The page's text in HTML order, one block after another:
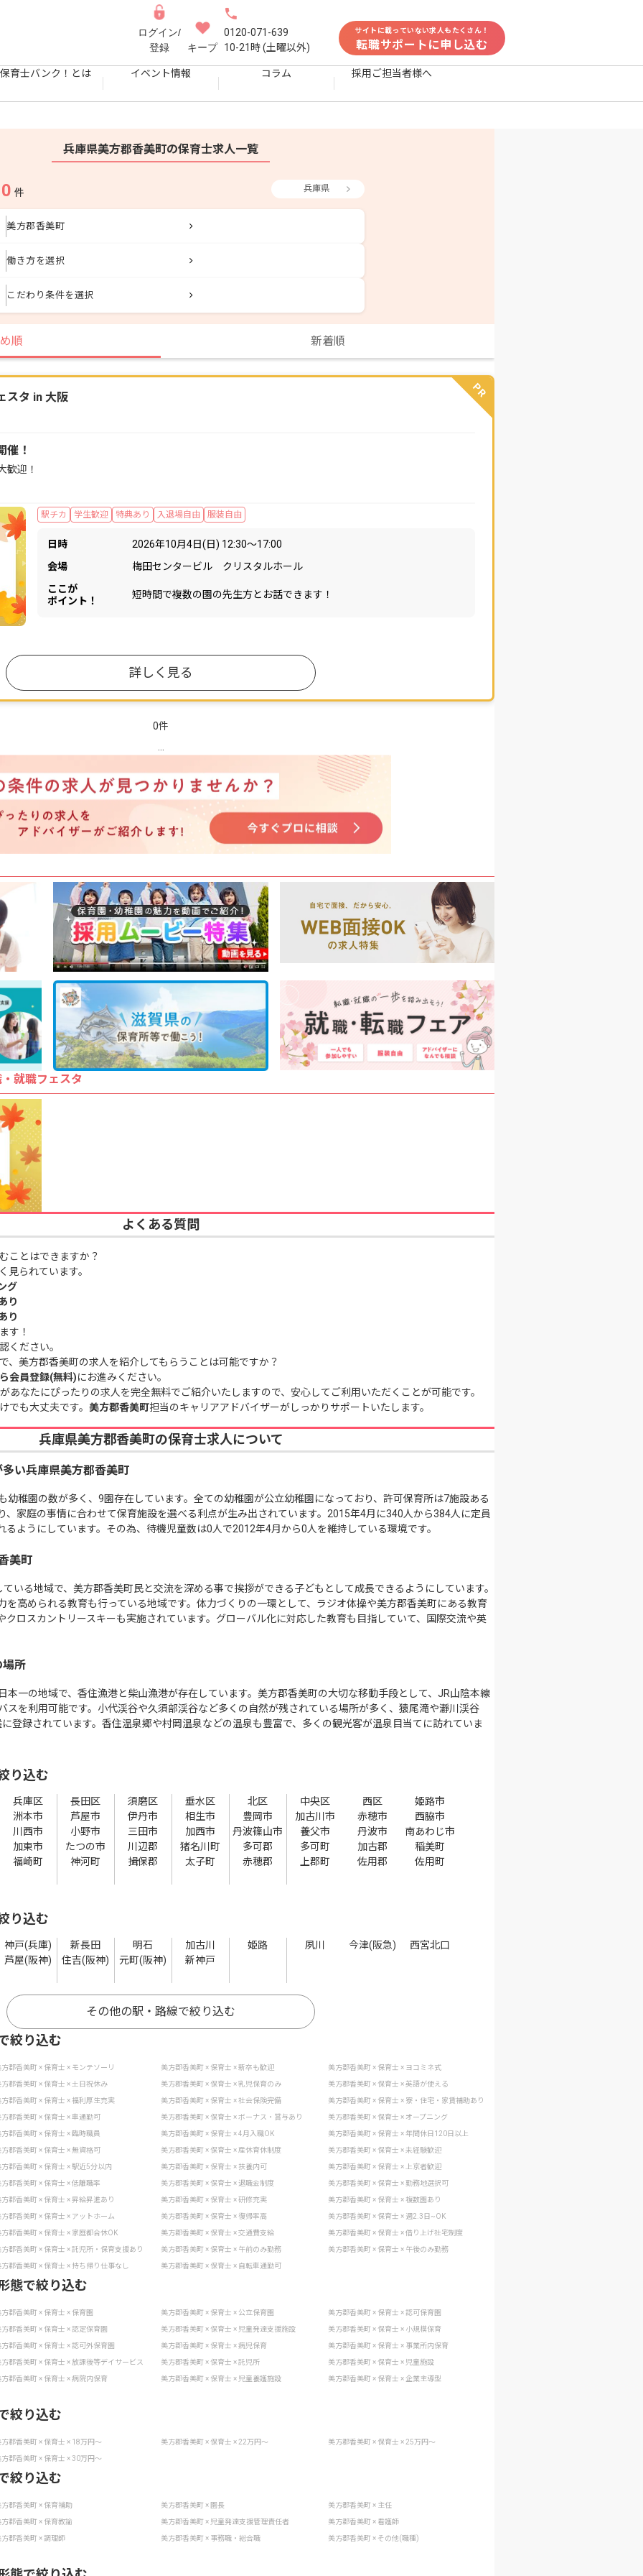
ログイン/
登録
キープ
0120-071-639
10-21時 (土曜以外)
サイトに載っていない求人もたくさん！
転職サポートに申し込む
保育士バンク！とは イベント情報 コラム 採用ご担当者様へ
兵庫県美方郡香美町の保育士求人一覧
0 件 兵庫県
美方郡香美町
働き方を選択
こだわり条件を選択
順 新着順
PR
スタ in 大阪
催！
駅チカ 学生歓迎 特典あり 入退場自由 服装自由
歓迎！
日時
2026年10月4日(日) 12:30〜17:00
会場
梅田センタービル クリスタルホール
ここが
ポイント！
短時間で複数の園の先生方とお話できます！
詳しく見る
0件
就職フェスタ
よくある質問
ことはできますか？
見られています。
グ
り
り
す！
ください。
、美方郡香美町の求人を紹介してもらうことは可能ですか？
会員登録(無料)にお進みください。
あなたにぴったりの求人を完全無料でご紹介いたしますので、安心してご利用いただくことが可能です。
でも大丈夫です。 美方郡香美町担当のキャリアアドバイザーがしっかりサポートいたします。
兵庫県美方郡香美町の保育士求人について
い兵庫県美方郡香美町
幼稚園の数が多く、9園存在しています。全ての幼稚園が公立幼稚園になっており、許可保育所は7施設ある
、家庭の事情に合わせて保育施設を選べる利点が生み出されています。2015年4月に340人から384人に定員
ようにしています。その為、待機児童数は0人で2012年4月から0人を維持している環境です。
美町
いる地域で、美方郡香美町民と交流を深める事で挨拶ができる子どもとして成長できるようにしています。
を高められる教育も行っている地域です。体力づくりの一環として、ラジオ体操や美方郡香美町にある教育
クロスカントリースキーも実施されています。グローバル化に対応した教育も目指していて、国際交流や英
場所
本一の地域で、香住漁港と柴山漁港が存在しています。美方郡香美町の大切な移動手段として、JR山陰本線
スを利用可能です。小代渓谷や久須部渓谷など多くの自然が残されている場所が多く、猿尾滝や瀞川渓谷
登録されています。香住温泉郷や村岡温泉などの温泉も豊富で、多くの観光客が温泉目当てに訪れていま
り込む
兵庫区 長田区 須磨区 垂水区 北区 中央区 西区
姫路市
洲本市
芦屋市 伊丹市 相生市 豊岡市 加古川市 赤穂市
西脇市
川西市
小野市 三田市 加西市 丹波篠山市 養父市 丹波市
南あわじ市
加東市
たつの市 川辺郡 猪名川町 多可郡 多可町 加古郡
稲美町
福崎町
神河町 揖保郡 太子町 赤穂郡 上郡町 佐用郡 佐用町
り込む
神戸(兵庫) 新長田 明石 加古川 姫路 夙川 今津(阪急)
西宮北口
芦屋(阪神)
住吉(阪神) 元町(阪神) 新神戸
その他の駅・路線で絞り込む
絞り込む
郡香美町 × 保育士 × モンテソーリ 美方郡香美町 × 保育士 × 新卒も歓迎 美方郡香美町 × 保育士 × ヨコミネ式
郡香美町 × 保育士 × 土日祝休み 美方郡香美町 × 保育士 × 乳児保育のみ 美方郡香美町 × 保育士 × 英語が使える
郡香美町 × 保育士 × 福利厚生充実 美方郡香美町 × 保育士 × 社会保険完備 美方郡香美町 × 保育士 × 寮・住宅・家賃補助あり
郡香美町 × 保育士 × 車通勤可 美方郡香美町 × 保育士 × ボーナス・賞与あり 美方郡香美町 × 保育士 × オープニング
郡香美町 × 保育士 × 臨時職員 美方郡香美町 × 保育士 × 4月入職OK 美方郡香美町 × 保育士 × 年間休日120日以上
郡香美町 × 保育士 × 無資格可 美方郡香美町 × 保育士 × 産休育休制度 美方郡香美町 × 保育士 × 未経験歓迎
郡香美町 × 保育士 × 駅近5分以内 美方郡香美町 × 保育士 × 扶養内可 美方郡香美町 × 保育士 × 上京者歓迎
郡香美町 × 保育士 × 低離職率 美方郡香美町 × 保育士 × 退職金制度 美方郡香美町 × 保育士 × 勤務地選択可
郡香美町 × 保育士 × 昇給昇進あり 美方郡香美町 × 保育士 × 研修充実 美方郡香美町 × 保育士 × 複数園あり
郡香美町 × 保育士 × アットホーム 美方郡香美町 × 保育士 × 復帰率高 美方郡香美町 × 保育士 × 週2.3日~OK
郡香美町 × 保育士 × 家庭都合休OK 美方郡香美町 × 保育士 × 交通費支給 美方郡香美町 × 保育士 × 借り上げ社宅制度
郡香美町 × 保育士 × 託児所・保育支援あり 美方郡香美町 × 保育士 × 午前のみ勤務 美方郡香美町 × 保育士 × 午後のみ勤務
郡香美町 × 保育士 × 持ち帰り仕事なし 美方郡香美町 × 保育士 × 自転車通勤可
態で絞り込む
郡香美町 × 保育士 × 保育園 美方郡香美町 × 保育士 × 公立保育園 美方郡香美町 × 保育士 × 認可保育園
郡香美町 × 保育士 × 認定保育園 美方郡香美町 × 保育士 × 児童発達支援施設 美方郡香美町 × 保育士 × 小規模保育
郡香美町 × 保育士 × 認可外保育園 美方郡香美町 × 保育士 × 病児保育 美方郡香美町 × 保育士 × 事業所内保育
郡香美町 × 保育士 × 放課後等デイサービス 美方郡香美町 × 保育士 × 託児所 美方郡香美町 × 保育士 × 児童施設
郡香美町 × 保育士 × 病院内保育 美方郡香美町 × 保育士 × 児童養護施設 美方郡香美町 × 保育士 × 企業主導型
絞り込む
郡香美町 × 保育士 × 18万円〜 美方郡香美町 × 保育士 × 22万円〜 美方郡香美町 × 保育士 × 25万円〜
郡香美町 × 保育士 × 30万円〜
絞り込む
郡香美町 × 保育補助 美方郡香美町 × 園長 美方郡香美町 × 主任
郡香美町 × 保育教諭 美方郡香美町 × 児童発達支援管理責任者 美方郡香美町 × 看護師
郡香美町 × 調理師 美方郡香美町 × 事務職・総合職 美方郡香美町 × その他(職種)